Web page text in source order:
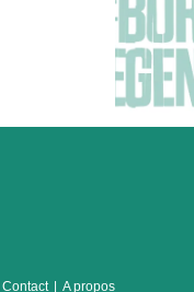
Contact A propos